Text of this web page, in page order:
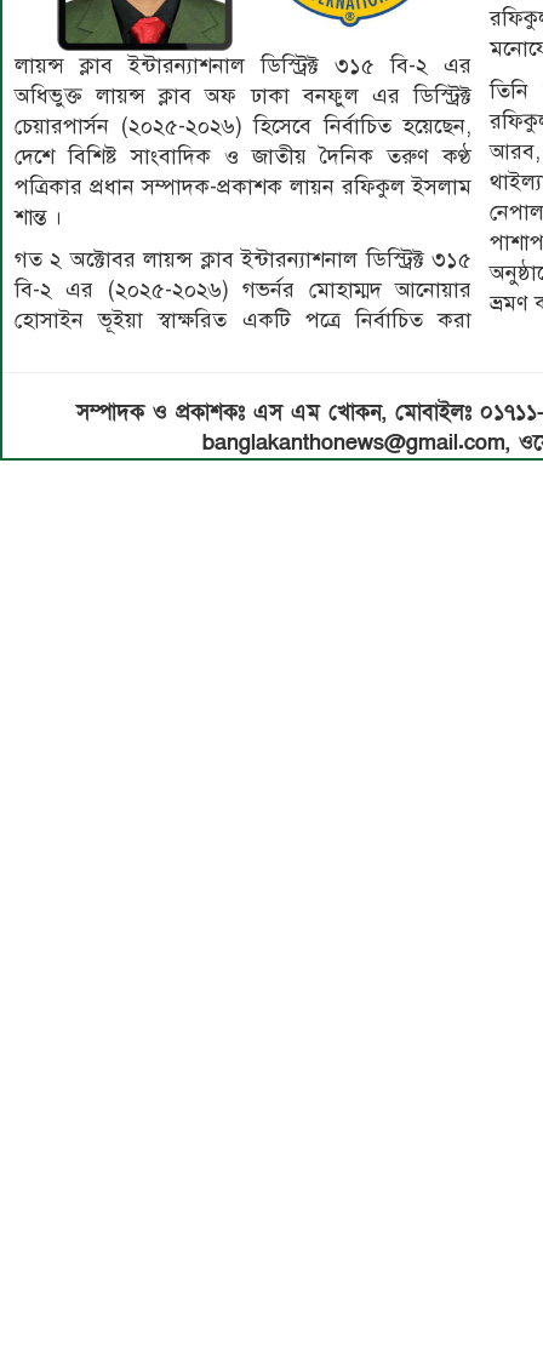
লায়ন্স ক্লাব ইন্টারন্যাশনাল ডিস্ট্রিক্ট ৩১৫ বি-২ এর
অধিভুক্ত লায়ন্স ক্লাব অফ ঢাকা বনফুল এর ডিস্ট্রিক্ট
চেয়ারপার্সন (২০২৫-২০২৬) হিসেবে নির্বাচিত হয়েছেন,
দেশে বিশিষ্ট সাংবাদিক ও জাতীয় দৈনিক তরুণ কণ্ঠ
পত্রিকার প্রধান সম্পাদক-প্রকাশক লায়ন রফিকুল ইসলাম
শান্ত ।
গত ২ অক্টোবর লায়ন্স ক্লাব ইন্টারন্যাশনাল ডিস্ট্রিক্ট ৩১৫
বি-২ এর (২০২৫-২০২৬) গভর্নর মোহাম্মদ আনোয়ার
হোসাইন ভূইয়া স্বাক্ষরিত একটি পত্রে নির্বাচিত করা
ভ্রমণ
সম্পাদক ও প্রকাশকঃ এস এম খোকন, মোবাইলঃ
banglakanthonews@gmail.com,